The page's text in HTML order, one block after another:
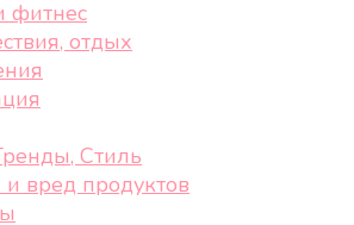
фитнес
отдых
Стиль
вред продуктов